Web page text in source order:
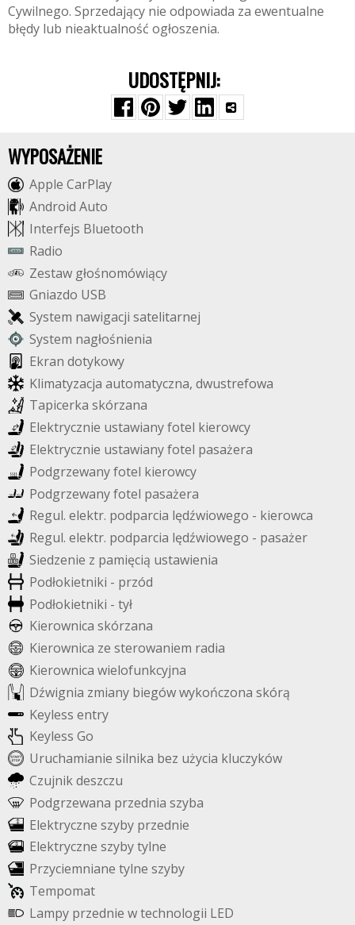
Cywilnego. Sprzedający nie odpowiada za ewentualne
błędy lub nieaktualność ogłoszenia.
UDOSTĘPNIJ:
WYPOSAŻENIE
Apple CarPlay
Android Auto
Interfejs Bluetooth
Radio
Zestaw głośnomówiący
Gniazdo USB
System nawigacji satelitarnej
System nagłośnienia
Ekran dotykowy
Klimatyzacja automatyczna, dwustrefowa
Tapicerka skórzana
Elektrycznie ustawianyfotel kierowcy
Elektrycznie ustawianyfotel pasażera
Podgrzewanyfotel kierowcy
Podgrzewanyfotel pasażera
Regul. elektr. podparcia lędźwiowego - kierowca
Regul. elektr. podparcia lędźwiowego - pasażer
Siedzenie z pamięcią ustawienia
Podłokietniki - przód
Podłokietniki - tył
Kierownica skórzana
Kierownica ze sterowaniem radia
Kierownica wielofunkcyjna
Dźwignia zmiany biegówwykończona skórą
Keyless entry
Keyless Go
Uruchamianie silnika bez użycia kluczyków
Czujnikdeszczu
Podgrzewana przednia szyba
Elektryczne szyby przednie
Elektryczne szybytylne
Przyciemniane tylne szyby
Tempomat
Lampy przednie wtechnologii LED